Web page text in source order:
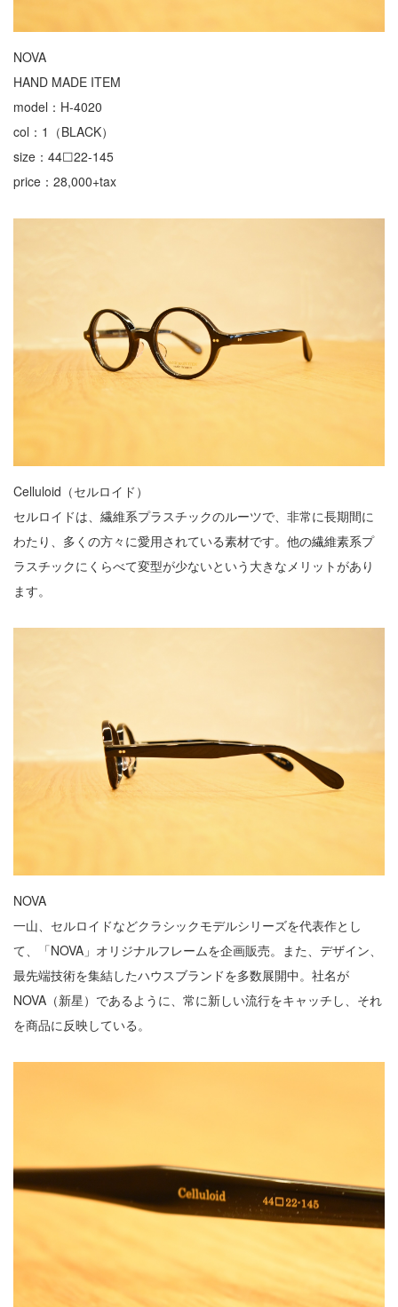
NOVA
HAND MADE ITEM
model：H-4020
col：1（BLACK）
size：44☐22-145
price：28,000+tax
Celluloid（セルロイド）
セルロイドは、繊維系プラスチックのルーツで、非常に長期間に
わたり、多くの方々に愛用されている素材です。他の繊維素系プ
ラスチックにくらべて変型が少ないという大きなメリットがあり
ます。
NOVA
一山、セルロイドなどクラシックモデルシリーズを代表作とし
て、「NOVA」オリジナルフレームを企画販売。また、デザイン、
最先端技術を集結したハウスブランドを多数展開中。社名が
NOVA（新星）であるように、常に新しい流行をキャッチし、それ
を商品に反映している。